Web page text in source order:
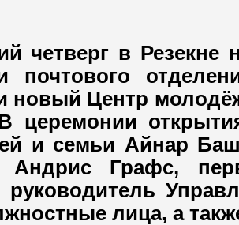
четверг в
почтового
новый Центр
церемонии
и семьи Айнар
Андрис Графс,
руководитель
лица, а